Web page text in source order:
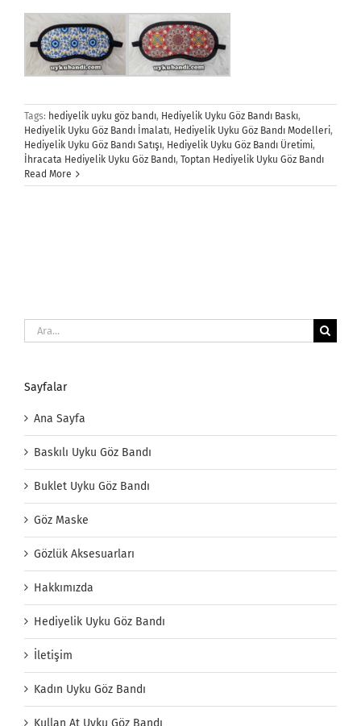
Tags: hediyelik uyku göz bandı, Hediyelik Uyku Göz Bandı Baskı,
Hediyelik Uyku Göz Bandı İmalatı, Hediyelik Uyku Göz Bandı Modelleri,
Hediyelik Uyku Göz Bandı Satışı, Hediyelik Uyku Göz Bandı Üretimi,
İhracata Hediyelik Uyku Göz Bandı, Toptan Hediyelik Uyku Göz Bandı
Read More
Ara:
Sayfalar
Ana Sayfa
Baskılı Uyku Göz Bandı
Buklet Uyku Göz Bandı
Göz Maske
Gözlük Aksesuarları
Hakkımızda
Hediyelik Uyku Göz Bandı
İletişim
Kadın Uyku Göz Bandı